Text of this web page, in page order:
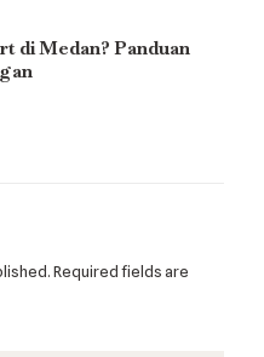
di Medan? Panduan
Required fields are